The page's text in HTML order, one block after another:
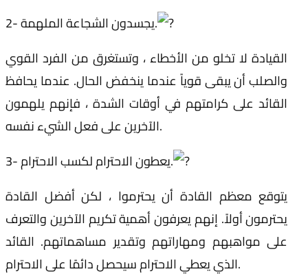
2- يجسدون الشجاعة الملهمة.
القيادة لا تخلو من الأخطاء ، وتستغرق من الفرد القوي
والصلب أن يبقى قوياً عندما ينخفض الحال. عندما يحافظ
القائد على كرامتهم في أوقات الشدة ، فإنهم يلهمون
الآخرين على فعل الشيء نفسه.
3- يعطون الاحترام لكسب الاحترام.
يتوقع معظم القادة أن يحترموا ، لكن أفضل القادة
يحترمون أولاً. إنهم يعرفون أهمية تكريم الآخرين والتعرف
على مواهبهم ومهاراتهم وتقدير مساهماتهم. القائد
الذي يعطي الاحترام سيحصل دائمًا على الاحترام.